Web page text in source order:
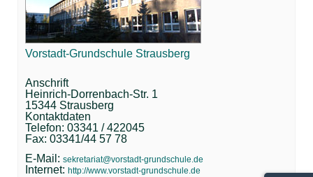
Vorstadt-Grundschule Strausberg
Anschrift
Heinrich-Dorrenbach-Str. 1
15344 Strausberg
Kontaktdaten
Telefon: 03341 / 422045
Fax: 03341/44 57 78
E-Mail: sekretariat@vorstadt-grundschule.de
Internet: http://www.vorstadt-grundschule.de